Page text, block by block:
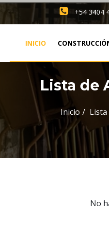
+54 3404
INICIO
Lista de
Inicio
No